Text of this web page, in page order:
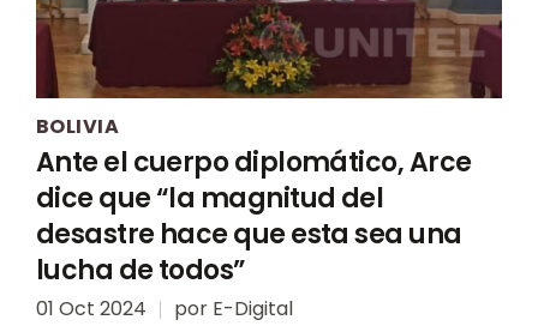
BOLIVIA
Ante el cuerpo diplomático, Arce
dice que “la magnitud del
desastre hace que esta sea una
lucha de todos”
01 Oct 2024 por E-Digital